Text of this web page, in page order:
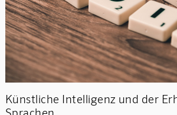
Künstliche Intelligenz und der